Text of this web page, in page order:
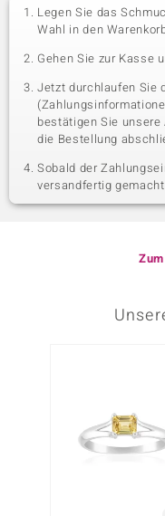
Legen Sie das
Wahl in den
Gehen Sie zur Kasse
Jetzt durchlaufen Sie
bestätigen Sie unsere
die Bestellung
Sobald der
versandfertig